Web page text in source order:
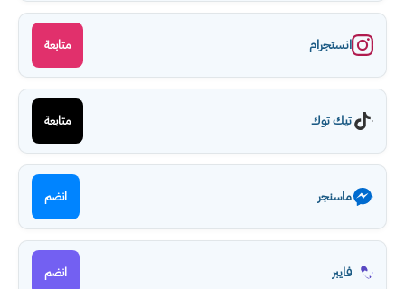
انستجرام متابعة
تيك توك متابعة
ماسنجر انضم
فايبر انضم